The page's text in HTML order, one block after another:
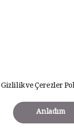
Gizlilik ve Çerezler
Anladım